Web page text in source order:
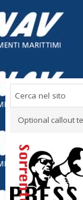
Optional callout